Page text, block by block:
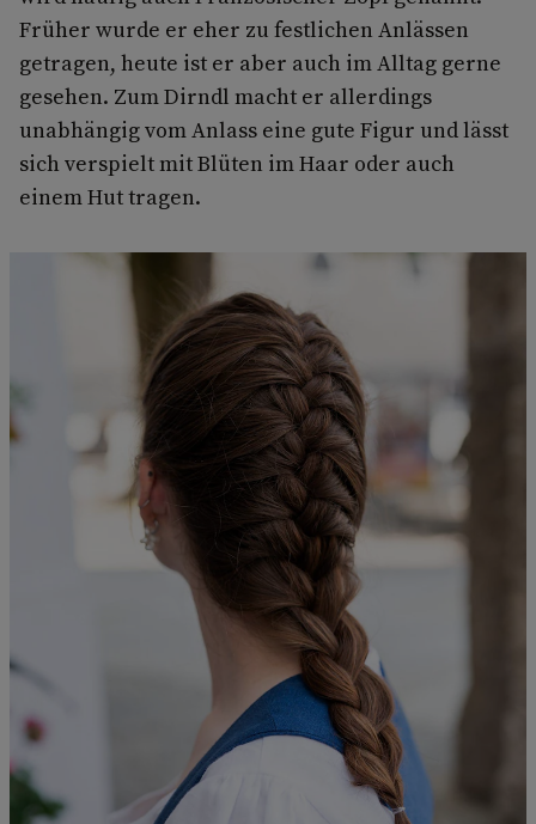
Früher wurde er eher zu festlichen Anlässen
getragen, heute ist er aber auch im Alltag gerne
gesehen. Zum Dirndl macht er allerdings
unabhängig vom Anlass eine gute Figur und lässt
sich verspielt mit Blüten im Haar oder auch
einem Hut tragen.